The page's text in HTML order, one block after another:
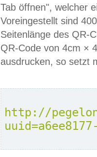
Tab öffnen", welcher
Voreingestellt sind
Seitenlänge des QR-
QR-Code von 4cm ×
ausdrucken, so setzt
http://